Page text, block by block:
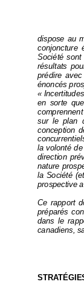
dispose au
conjoncture
Société
résultats
prédire avec
énoncés pros
«
en sorte
sur le plan
conception
la volonté
direction
nature
la Société
prospective
Ce rapport
préparés
dans le
canadiens,